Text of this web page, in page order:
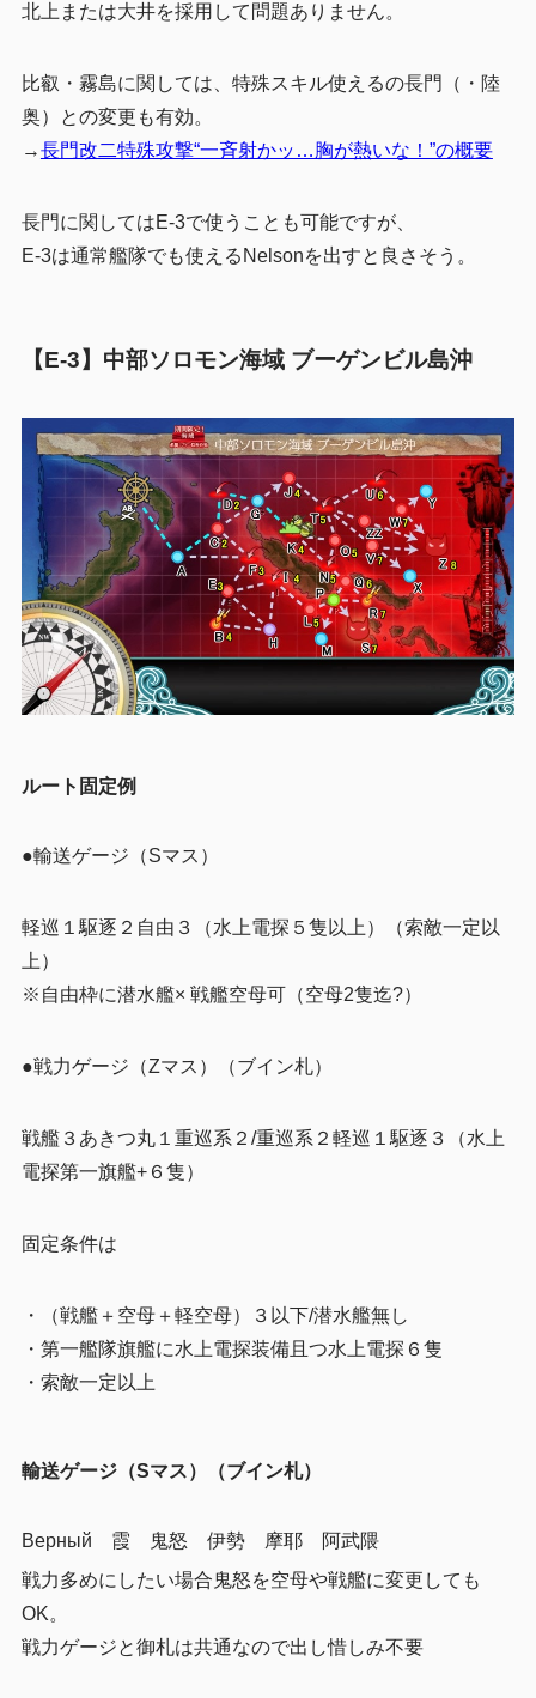
北上または大井を採用して問題ありません。
比叡・霧島に関しては、特殊スキル使えるの長門（・陸
奥）との変更も有効。
→長門改二特殊攻撃“一斉射かッ…胸が熱いな！”の概要
長門に関してはE-3で使うことも可能ですが、
E-3は通常艦隊でも使えるNelsonを出すと良さそう。
【E-3】中部ソロモン海域 ブーゲンビル島沖
ルート固定例
●輸送ゲージ（Sマス）
軽巡１駆逐２自由３（水上電探５隻以上）（索敵一定以
上）
※自由枠に潜水艦× 戦艦空母可（空母2隻迄?）
●戦力ゲージ（Zマス）（ブイン札）
戦艦３あきつ丸１重巡系２/重巡系２軽巡１駆逐３（水上
電探第一旗艦+６隻）
固定条件は
・（戦艦＋空母＋軽空母）３以下/潜水艦無し
・第一艦隊旗艦に水上電探装備且つ水上電探６隻
・索敵一定以上
輸送ゲージ（Sマス）（ブイン札）
Верный 霞 鬼怒 伊勢 摩耶 阿武隈
戦力多めにしたい場合鬼怒を空母や戦艦に変更しても
OK。
戦力ゲージと御札は共通なので出し惜しみ不要